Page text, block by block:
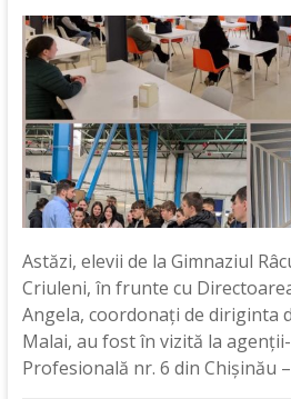
Astăzi, elevii de la Gimnaziul
Criuleni, în frunte cu
Angela, coordonați de diriginta
Malai, au fost în vizită la
Profesională nr. 6 din Chișinău